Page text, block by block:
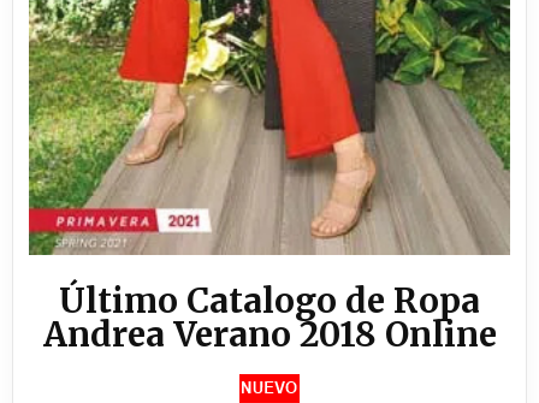
Último Catalogo de Ropa
Andrea Verano 2018 Online